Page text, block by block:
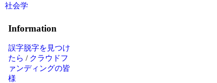
社会学
Information
誤字脱字を見つけ
たら / クラウドフ
ァンディングの皆
様